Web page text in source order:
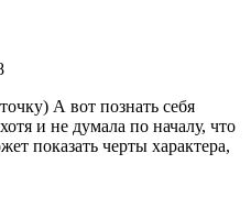
А вот познать себя
и не думала по началу, что
показать черты характера,